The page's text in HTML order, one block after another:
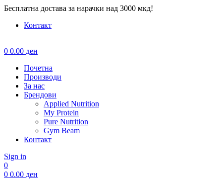
Бесплатна достава за нарачки над 3000 мкд!
Контакт
0 0.00 ден
Почетна
Производи
За нас
Брендови
Applied Nutrition
My Protein
Pure Nutrition
Gym Beam
Контакт
Sign in
0
0 0.00 ден